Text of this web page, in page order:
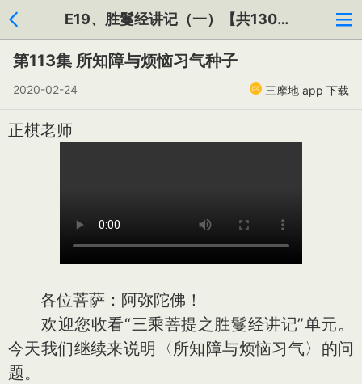
E19、胜鬘经讲记（一）【共130集】
第113集 所知障与烦恼习气种子
2020-02-24 三摩地 app 下载
正棋老师
各位菩萨：阿弥陀佛！
欢迎您收看“三乘菩提之胜鬘经讲记”单元。
今天我们继续来说明〈所知障与烦恼习气〉的问
题。